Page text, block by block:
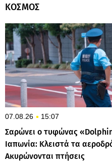
ΚΟΣΜΟΣ
07.08.26 15:07
Σαρώνει ο τυφώνας
Ιαπωνία: Κλειστά τα
Ακυρώνονται πτήσεις